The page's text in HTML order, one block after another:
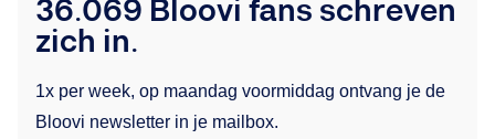
36.069 Bloovi fans schreven
zich in.
1x per week, op maandag voormiddag ontvang je de
Bloovi newsletter in je mailbox.